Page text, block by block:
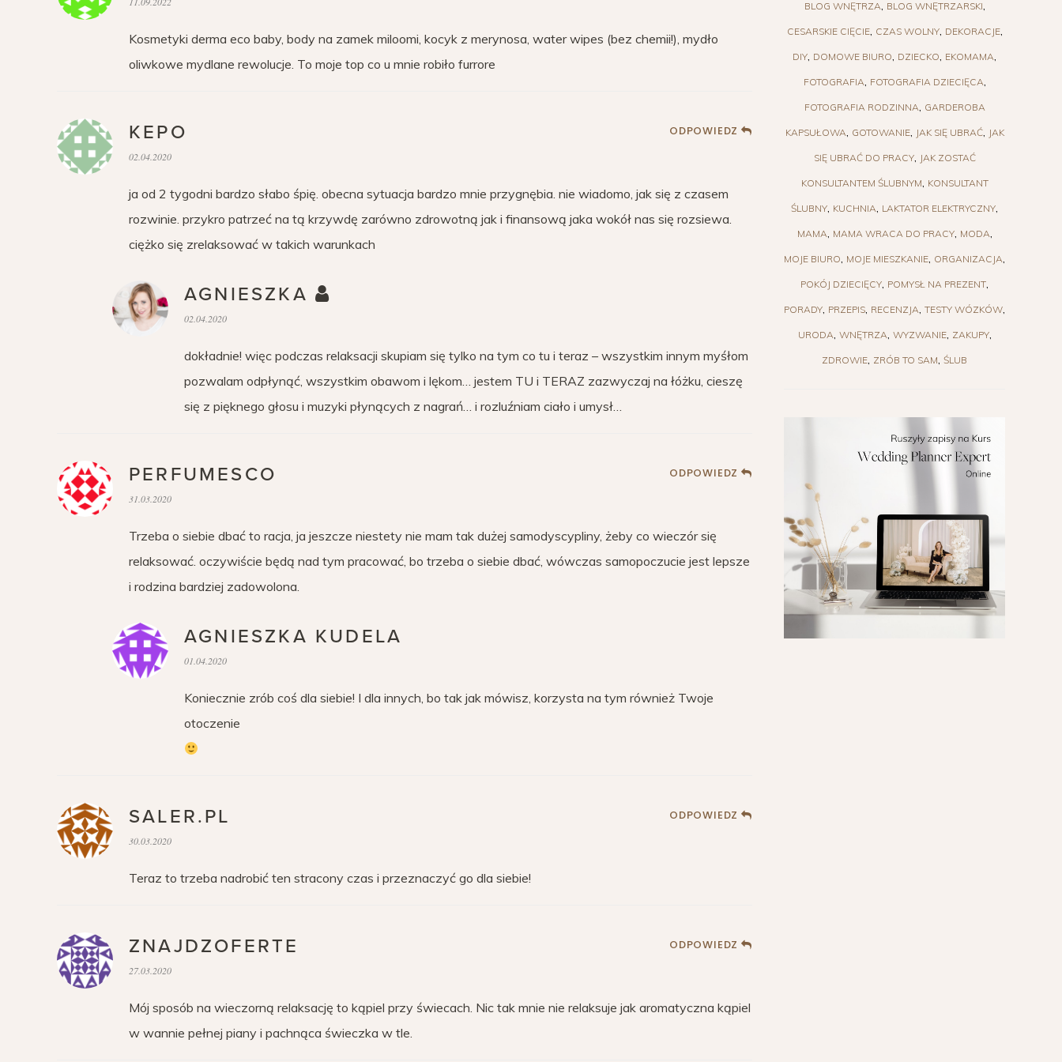
Kosmetyki derma eco baby, body na zamek miloomi, kocyk z merynosa, water wipes (bez chemii!), mydło
oliwkowe mydlane rewolucje. To moje top co u mnie robiło furrore
KEPO ODPOWIEDZ
02.04.2020
ja od 2 tygodni bardzo słabo śpię. obecna sytuacja bardzo mnie przygnębia. nie wiadomo, jak się z czasem
rozwinie. przykro patrzeć na tą krzywdę zarówno zdrowotną jak i finansową jaka wokół nas się rozsiewa.
ciężko się zrelaksować w takich warunkach
AGNIESZKA
02.04.2020
dokładnie! więc podczas relaksacji skupiam się tylko na tym co tu i teraz – wszystkim innym myśłom
pozwalam odpłynąć, wszystkim obawom i lękom… jestem TU i TERAZ zazwyczaj na łóżku, cieszę
się z pięknego głosu i muzyki płynących z nagrań… i rozluźniam ciało i umysł…
PERFUMESCO ODPOWIEDZ
31.03.2020
Trzeba o siebie dbać to racja, ja jeszcze niestety nie mam tak dużej samodyscypliny, żeby co wieczór się
relaksować. oczywiście będą nad tym pracować, bo trzeba o siebie dbać, wówczas samopoczucie jest lepsze
i rodzina bardziej zadowolona.
AGNIESZKA KUDELA
01.04.2020
Koniecznie zrób coś dla siebie! I dla innych, bo tak jak mówisz, korzysta na tym również Twoje
otoczenie
SALER.PL ODPOWIEDZ
30.03.2020
Teraz to trzeba nadrobić ten stracony czas i przeznaczyć go dla siebie!
ZNAJDZOFERTE ODPOWIEDZ
27.03.2020
Mój sposób na wieczorną relaksację to kąpiel przy świecach. Nic tak mnie nie relaksuje jak aromatyczna kąpiel
w wannie pełnej piany i pachnąca świeczka w tle.
BLOG WNĘTRZA BLOG WNĘTRZARSKI
CESARSKIE CIĘCIE CZAS WOLNY DEKORACJE
DIY DOMOWE BIURO DZIECKO EKOMAMA
FOTOGRAFIA FOTOGRAFIA DZIECIĘCA
FOTOGRAFIA RODZINNA GARDEROBA
KAPSUŁOWA GOTOWANIE JAK SIĘ UBRAĆ JAK
SIĘ UBRAĆ DO PRACY JAK ZOSTAĆ
KONSULTANTEM ŚLUBNYM KONSULTANT
ŚLUBNY KUCHNIA LAKTATOR ELEKTRYCZNY
MAMA MAMA WRACA DO PRACY MODA
MOJE BIURO MOJE MIESZKANIE ORGANIZACJA
POKÓJ DZIECIĘCY POMYSŁ NA PREZENT
PORADY PRZEPIS RECENZJA TESTY WÓZKÓW
URODA WNĘTRZA WYZWANIE ZAKUPY
ZDROWIE ZRÓB TO SAM ŚLUB